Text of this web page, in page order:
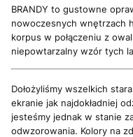
BRANDY to gustowne
nowoczesnych wnętrzach
korpus w połączeniu z
niepowtarzalny wzór tych
Dołożyliśmy wszelkich
ekranie jak najdokładniej
jesteśmy jednak w stanie
odwzorowania. Kolory na